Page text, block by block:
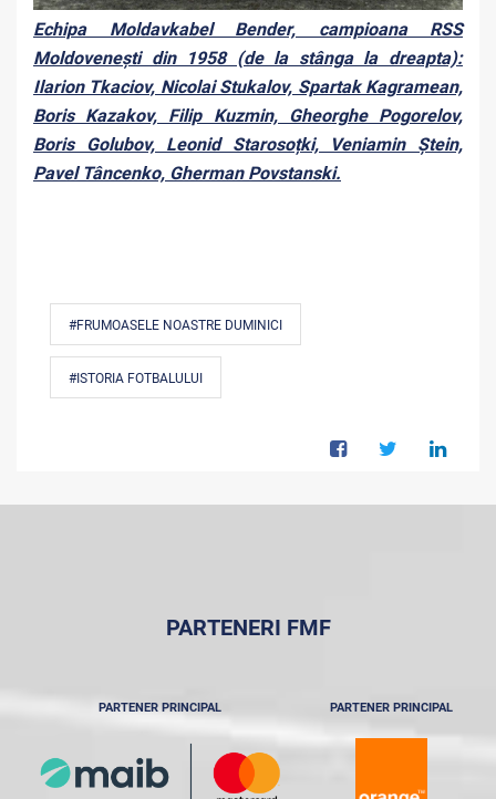
Echipa Moldavkabel Bender, campioana RSS
Moldovenești din 1958 (de la stânga la dreapta):
Ilarion Tkaciov, Nicolai Stukalov, Spartak Kagramean,
Boris Kazakov, Filip Kuzmin, Gheorghe Pogorelov,
Boris Golubov, Leonid Starosoțki, Veniamin Ștein,
Pavel Tâncenko, Gherman Povstanski.
#FRUMOASELE NOASTRE DUMINICI
#ISTORIA FOTBALULUI
PARTENERI FMF
PARTENER PRINCIPAL PARTENER PRINCIPAL